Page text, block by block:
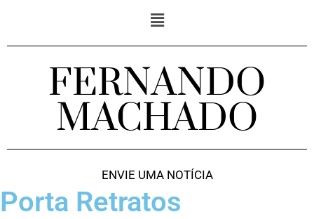
FERNANDO
MACHADO
ENVIE UMA NOTÍCIA
Porta Retratos